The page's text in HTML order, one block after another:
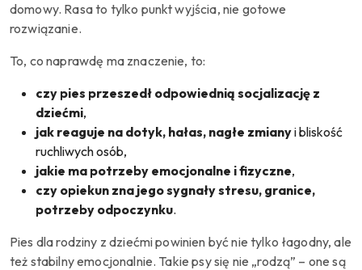
domowy. Rasa to tylko punkt wyjścia, nie gotowe
rozwiązanie.
To, co naprawdę ma znaczenie, to:
czy pies przeszedł odpowiednią socjalizację z
dziećmi,
jak reaguje na dotyk, hałas, nagłe zmianyi bliskość
ruchliwych osób,
jakie ma potrzeby emocjonalne i fizyczne,
czy opiekun zna jego sygnały stresu, granice,
potrzeby odpoczynku.
Pies dla rodziny z dziećmi powinien być nie tylko łagodny, ale
też stabilny emocjonalnie. Takie psy się nie „rodzą” – one są